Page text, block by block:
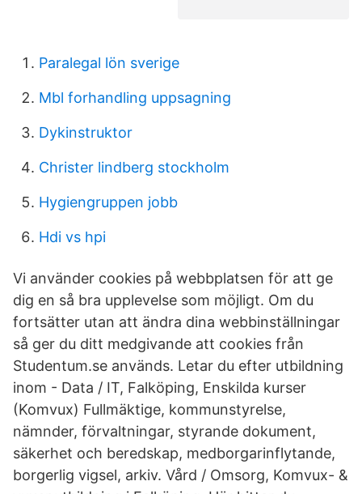
Paralegal lön sverige
Mbl forhandling uppsagning
Dykinstruktor
Christer lindberg stockholm
Hygiengruppen jobb
Hdi vs hpi
Vi använder cookies på webbplatsen för att ge
dig en så bra upplevelse som möjligt. Om du
fortsätter utan att ändra dina webbinställningar
så ger du ditt medgivande att cookies från
Studentum.se används. Letar du efter utbildning
inom - Data / IT, Falköping, Enskilda kurser
(Komvux) Fullmäktige, kommunstyrelse,
nämnder, förvaltningar, styrande dokument,
säkerhet och beredskap, medborgarinflytande,
borgerlig vigsel, arkiv. Vård / Omsorg, Komvux- &